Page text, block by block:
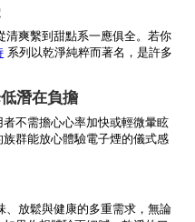
清爽繫到甜點系一應俱全。若你
系列以乾淨純粹而著名，是許多
潛在負擔
不需擔心心率加快或輕微暈眩
群能放心體驗電子煙的儀式感
、放鬆與健康的多重需求，無論